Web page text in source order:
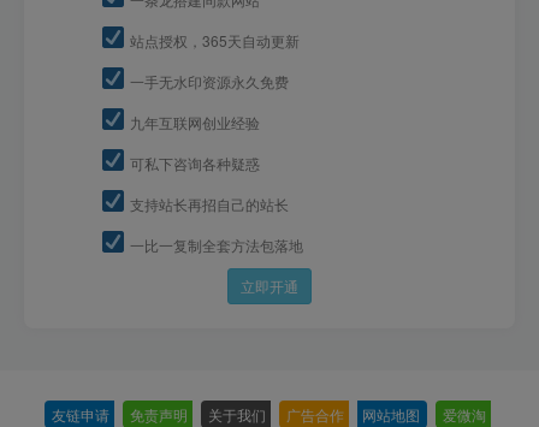
站点授权，365天自动更新
一手无水印资源永久免费
九年互联网创业经验
可私下咨询各种疑惑
支持站长再招自己的站长
一比一复制全套方法包落地
立即开通
友链申请 免责声明 关于我们 广告合作 网站地图 爱微淘